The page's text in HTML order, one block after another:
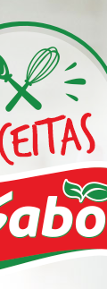
Chás
Pipocas